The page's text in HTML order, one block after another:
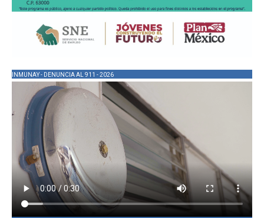
INMUNAY - DENUNCIA AL 911 - 2026